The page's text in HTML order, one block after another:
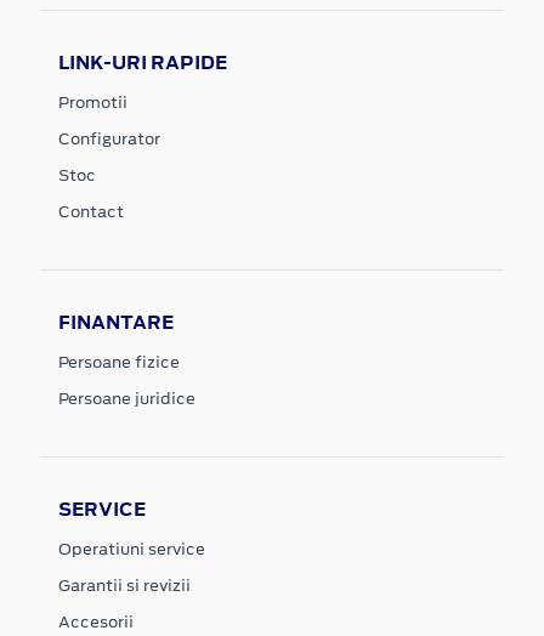
LINK-URI RAPIDE
Promotii
Configurator
Stoc
Contact
FINANTARE
Persoane fizice
Persoane juridice
SERVICE
Operatiuni service
Garantii si revizii
Accesorii